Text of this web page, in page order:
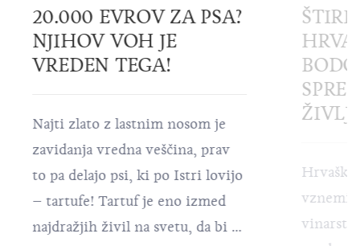
20.000 EVROV ZA PSA?
NJIHOV VOH JE
VREDEN TEGA!
Najti zlato z lastnim nosom je
zavidanja vredna veščina, prav
to pa delajo psi, ki po Istri lovijo
– tartufe! Tartuf je eno izmed
najdražjih živil na svetu, da bi pa
ŠTIRI
Hrvaška